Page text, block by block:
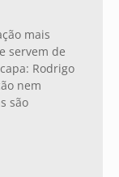
mais
servem de
Rodrigo
nem
são